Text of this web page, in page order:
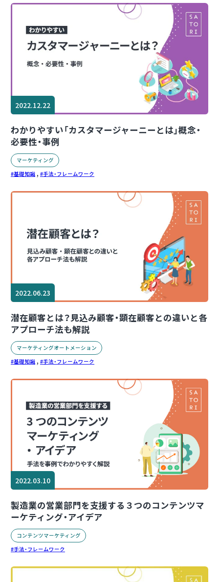
2022.12.22
わかりやすい「カスタマージャーニーとは」概念・
必要性・事例
マーケティング
基礎知識 , 手法・フレームワーク
2022.06.23
潜在顧客とは？見込み顧客・顕在顧客との違いと各
アプローチ法も解説
マーケティングオートメーション
基礎知識 , 手法・フレームワーク
2022.03.10
製造業の営業部門を支援する３つのコンテンツマ
ーケティング・アイデア
コンテンツマーケティング
手法・フレームワーク